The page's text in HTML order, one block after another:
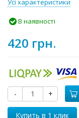
Усі характеристики
В наявності
420 грн.
- +